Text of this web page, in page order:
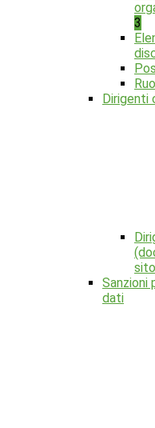
3
Dirigenti
Sanzioni
dati